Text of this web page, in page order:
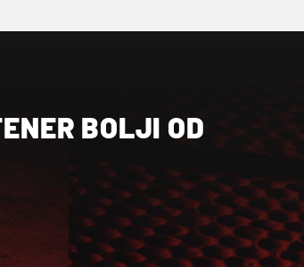
BOLJI OD